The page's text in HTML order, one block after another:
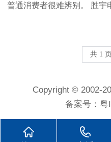
普通消费者很难辨别。 胜宇
共 1
Copyright © 2002-
备案号：粤